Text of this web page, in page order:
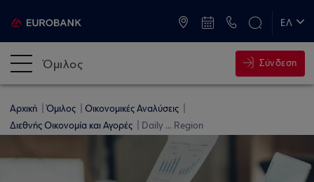
ΕΛ
Όμιλος Σύνδεση
Αρχική Όμιλος
Οικονομικές Αναλύσεις
Διεθνής Οικονομία και Αγορές
Daily ... Region